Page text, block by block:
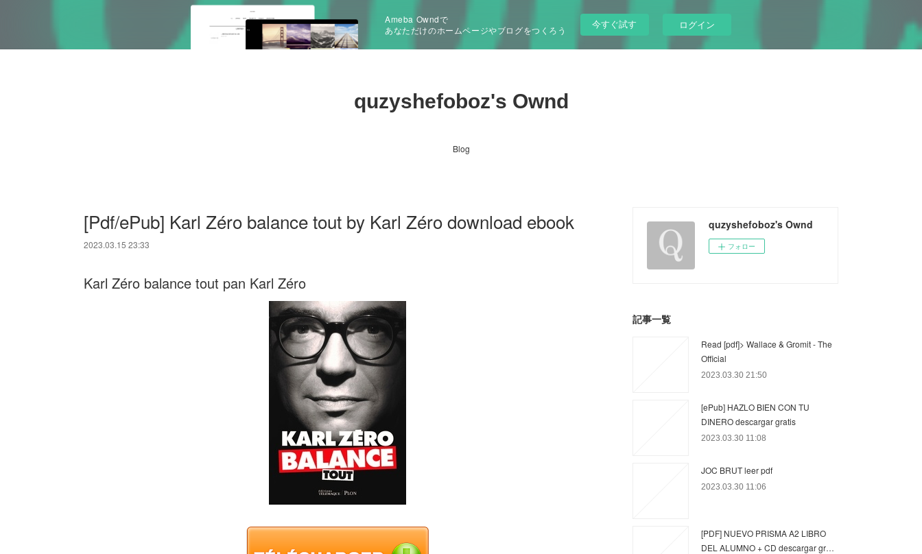
Ameba Owndで
あなただけのホームページやブログをつくろう
今すぐ試す ログイン
quzyshefoboz's Ownd
Blog
[Pdf/ePub] Karl Zéro balance tout by Karl Zéro download ebook
2023.03.15 23:33
Karl Zéro balance tout pan Karl Zéro
quzyshefoboz's Ownd
フォロー
記事一覧
Read [pdf]> Wallace & Gromit - The
Official
2023.03.30 21:50
[ePub] HAZLO BIEN CON TU
DINERO descargar gratis
2023.03.30 11:08
JOC BRUT leer pdf
2023.03.30 11:06
[PDF] NUEVO PRISMA A2 LIBRO
DEL ALUMNO + CD descargar gr…